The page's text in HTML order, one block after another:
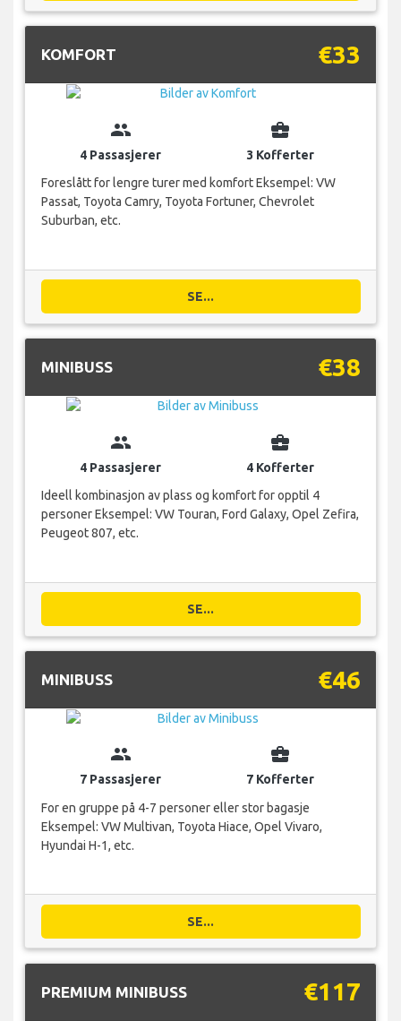
KOMFORT €33
group
4 Passasjerer
business_center
3 Kofferter
Foreslått for lengre turer med komfort Eksempel: VW
Passat, Toyota Camry, Toyota Fortuner, Chevrolet
Suburban, etc.
SE...
MINIBUSS €38
group
4 Passasjerer
business_center
4 Kofferter
Ideell kombinasjon av plass og komfort for opptil 4
personer Eksempel: VW Touran, Ford Galaxy, Opel Zefira,
Peugeot 807, etc.
SE...
MINIBUSS €46
group
7 Passasjerer
business_center
7 Kofferter
For en gruppe på 4-7 personer eller stor bagasje
Eksempel: VW Multivan, Toyota Hiace, Opel Vivaro,
Hyundai H-1, etc.
SE...
PREMIUM MINIBUSS €117